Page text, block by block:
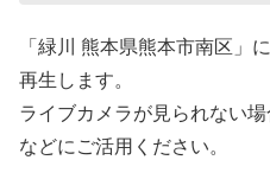
「緑川 熊本県熊本市南区」
再生します。
ライブカメラが見られない
などにご活用ください。